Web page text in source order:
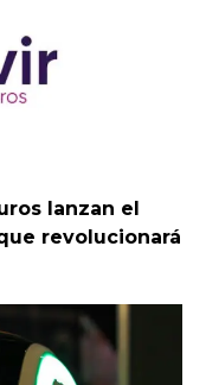
lanzan el
revolucionará